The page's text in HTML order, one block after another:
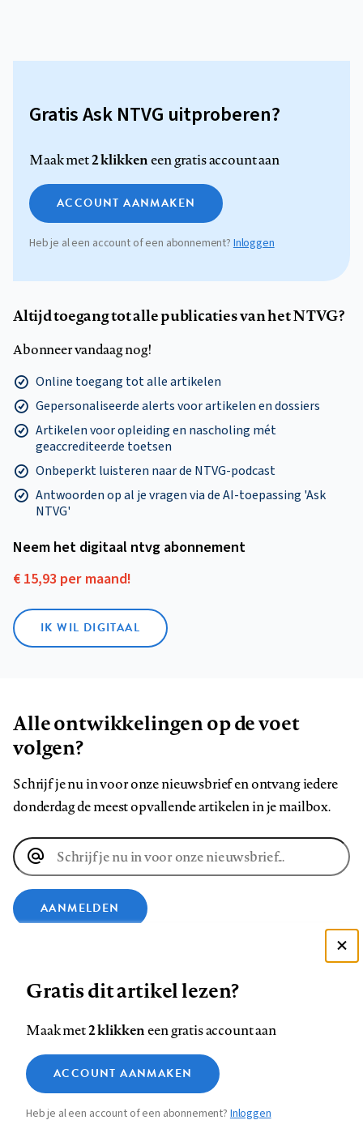
Gratis Ask NTVG uitproberen?
Maak met2 klikkeneen gratis account aan
ACCOUNT AANMAKEN
Heb je al een account of een abonnement?Inloggen
Altijd toegang tot alle publicaties van het NTVG?
Abonneer vandaag nog!
Online toegang tot alle artikelen
Gepersonaliseerde alerts voor artikelen en dossiers
Artikelen voor opleiding en nascholing mét
geaccrediteerde toetsen
Onbeperkt luisteren naar de NTVG-podcast
Antwoorden op al je vragen via de AI-toepassing 'Ask
NTVG'
Neem het digitaal ntvg abonnement
€ 15,93 per maand!
IK WIL DIGITAAL
Alle ontwikkelingen op de voet
volgen?
Schrijf je nu in voor onze nieuwsbrief en ontvang iedere
donderdag de meest opvallende artikelen in je mailbox.
E-
mailadres
AANMELDEN
ons
op
Facebook
ons
ons
ons
Instagram
ons
op
YouTube
ons
Footer
navigation
Contact Colofon Disclaimer Privacy
Medische vragen verdienen
betrouwbare antwoorden
Gratis dit artikel lezen?
Maak met2 klikkeneen gratis account aan
ACCOUNT AANMAKEN
Heb je al een account of een abonnement?Inloggen
Zie onze cookie policy
Analytische cookies
Marketing cookies